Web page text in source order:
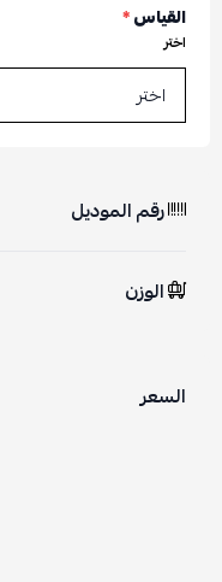
القياس*
اختر
رقم الموديل
الوزن
السعر